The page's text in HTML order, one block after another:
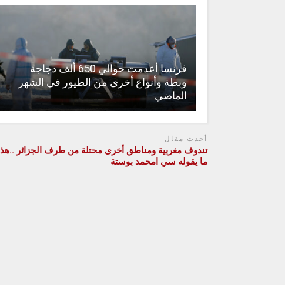
فرنسا أعدمت حوالي 650 ألف دجاجة
وبطة وأنواع أخرى من الطيور في الشهر
الماضي
أحدث مقال
تندوف مغربية ومناطق أخرى محتلة من طرف الجزائر ..هذا
ما يقوله سي امحمد بوستة